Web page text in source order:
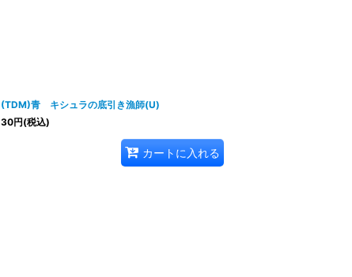
(TDM)青 キシュラの底引き漁師(U)
30円(税込)
カートに入れる